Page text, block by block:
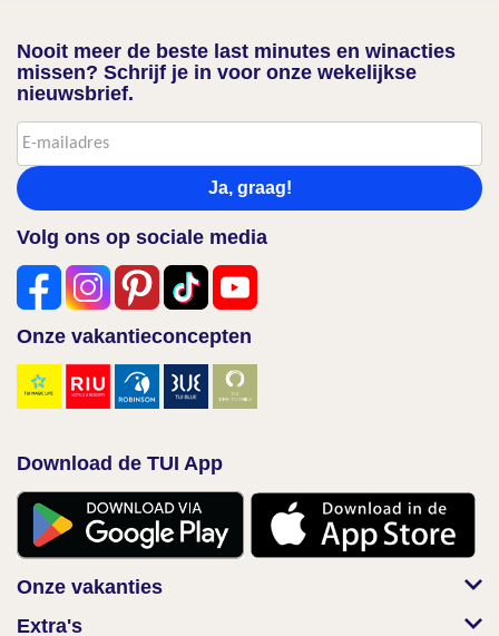
Nooit meer de beste last minutes en winacties
missen? Schrijf je in voor onze wekelijkse
nieuwsbrief.
Ja, graag!
Volg ons op sociale media
Onze vakantieconcepten
Download de TUI App
Onze vakanties
Extra's